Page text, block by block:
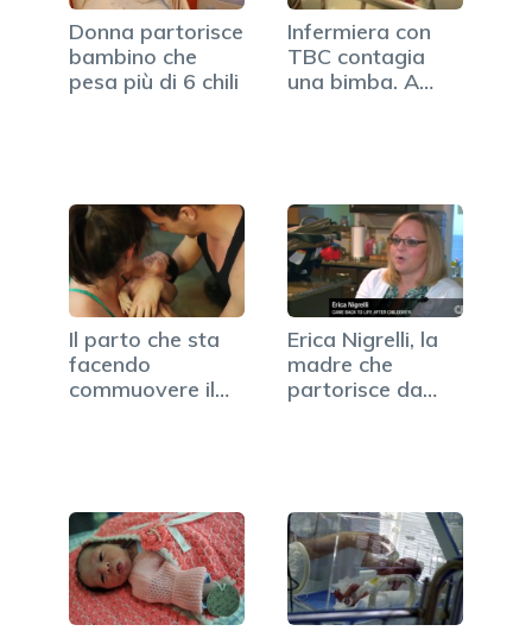
Donna partorisce
bambino che
pesa più di 6 chili
Infermiera con
TBC contagia
una bimba. A
Il parto che sta
facendo
commuovere il
Erica Nigrelli, la
madre che
partorisce da